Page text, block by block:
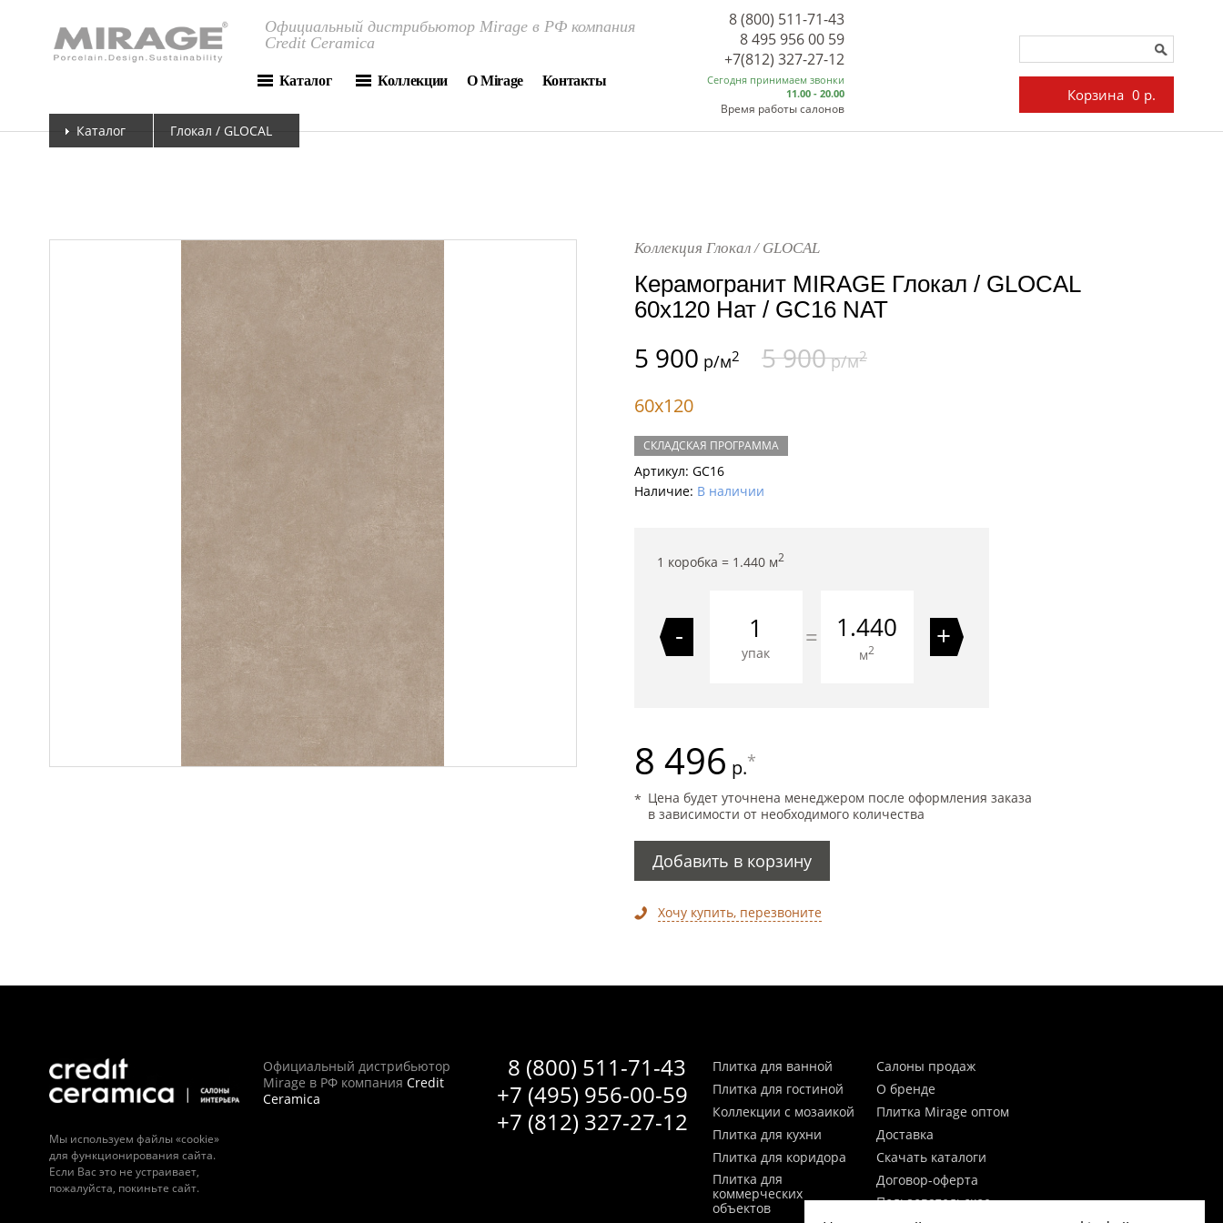
Официальный дистрибьютор Mirage в РФ компания
Credit Ceramica
Каталог Коллекции О Mirage Контакты
8 (800) 511-71-43
8 495 956 00 59
Сегодня принимаем звонки
11.00 - 20.00
Время работы салонов
+7(812) 327-27-12
Корзина 0 р.
Каталог Глокал / GLOCAL
Коллекция Глокал / GLOCAL
Керамогранит MIRAGE Глокал / GLOCAL
60x120 Нат / GC16 NAT
5 900 р/м2 5 900р/м2
60x120
СКЛАДСКАЯ ПРОГРАММА
Артикул: GC16
Наличие: В наличии
1 коробка = 1.440м2
-
упак
= 1.440
м2 +
8 496 р.*
Цена будет уточнена менеджером после оформления заказа
в зависимости от необходимого количества
Добавить в корзину
Хочу купить, перезвоните
Мы используем файлы «cookie»
для функционирования сайта.
Если Вас это не устраивает,
пожалуйста, покиньте сайт.
8 (800) 511-71-43
+7 (495) 956-00-59
+7 (812) 327-27-12
Официальный дистрибьютор
Mirage в РФ компания Credit
Ceramica
Плитка для ванной
Плитка для гостиной
Коллекции с мозаикой
Плитка для кухни
Плитка для коридора
Плитка для
коммерческих
объектов
Салоны продаж
О бренде
Плитка Mirage оптом
Доставка
Скачать каталоги
Договор-оферта
Пользовательское